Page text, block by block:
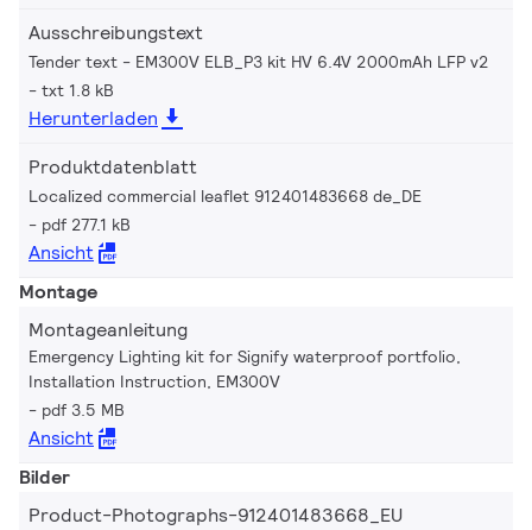
Ausschreibungstext
Tender text - EM300V ELB_P3 kit HV 6.4V 2000mAh LFP v2
txt 1.8 kB
Herunterladen
Produktdatenblatt
Localized commercial leaflet 912401483668 de_DE
pdf 277.1 kB
Ansicht
Montage
Montageanleitung
Emergency Lighting kit for Signify waterproof portfolio,
Installation Instruction, EM300V
pdf 3.5 MB
Ansicht
Bilder
Product-Photographs-912401483668_EU